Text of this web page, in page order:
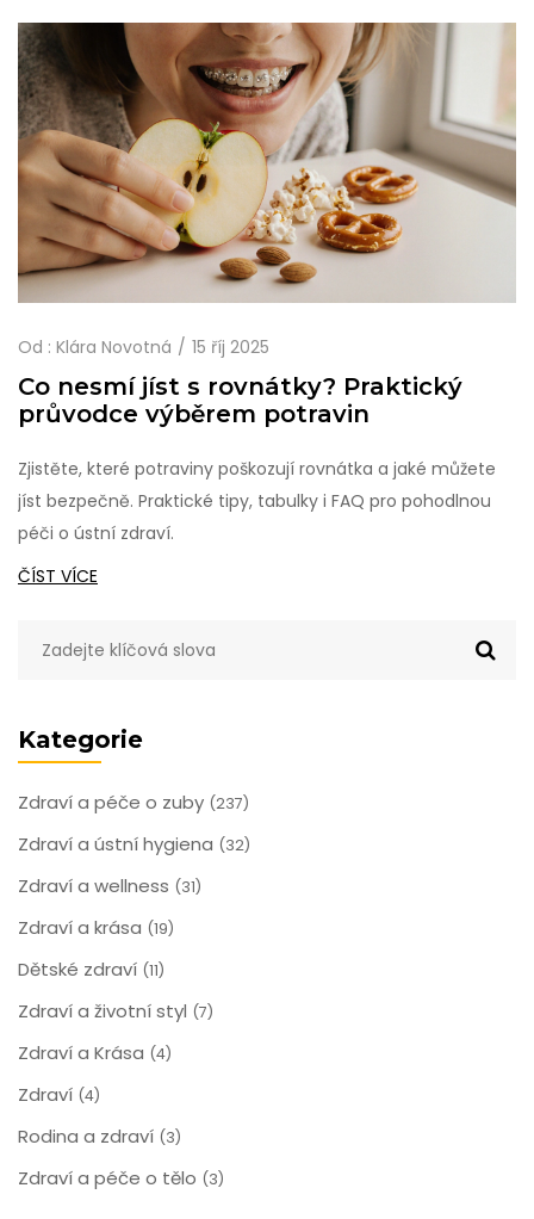
Kategorie
Zdraví a péče o zuby (237)
Zdraví a ústní hygiena (32)
Zdraví a wellness (31)
Zdraví a krása (19)
Dětské zdraví (11)
Zdraví a životní styl (7)
Zdraví a Krása (4)
Zdraví (4)
Rodina a zdraví (3)
Zdraví a péče o tělo (3)
Od : Klára Novotná 15 říj 2025
Co nesmí jíst s rovnátky? Praktický
průvodce výběrem potravin
Zjistěte, které potraviny poškozují rovnátka a jaké můžete
jíst bezpečně. Praktické tipy, tabulky i FAQ pro pohodlnou
péči o ústní zdraví.
ČÍST VÍCE